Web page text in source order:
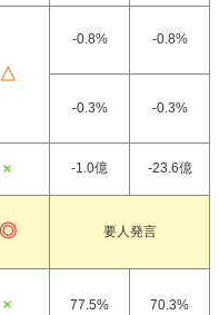
-0.8% -0.8%
-0.3% -0.3%
-1.0億 -23.6億
要人発言
77.5% 70.3%